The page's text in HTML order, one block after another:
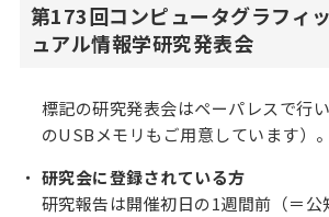
第173回コンピュータグラフィ
ュアル情報学研究発表会
標記の研究発表会はペーパレスで行
のUSBメモリもご用意しています）。
研究会に登録されている方
研究報告は開催初日の1週間前（＝公